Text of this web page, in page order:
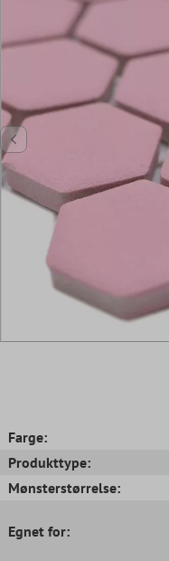
Farge:
Produkttype:
Mønsterstørrelse:
Egnet for: